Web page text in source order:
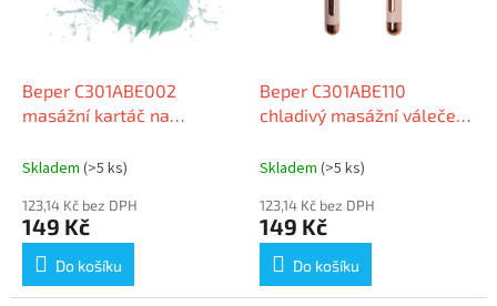
Beper C301ABE002
masážní kartáč na
Skladem (>5 ks)
123,14 Kč bez DPH
149 Kč
Do košíku
Beper C301ABE110
chladivý masážní váleček
Skladem (>5 ks)
123,14 Kč bez DPH
149 Kč
Do košíku